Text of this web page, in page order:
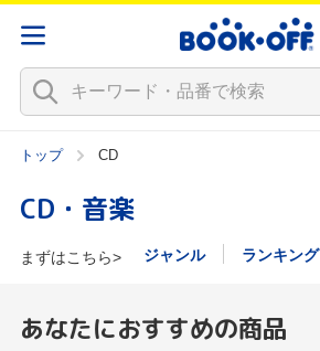
トップ CD
CD・音楽
まずはこちら> ジャンル ランキング
あなたにおすすめの商品